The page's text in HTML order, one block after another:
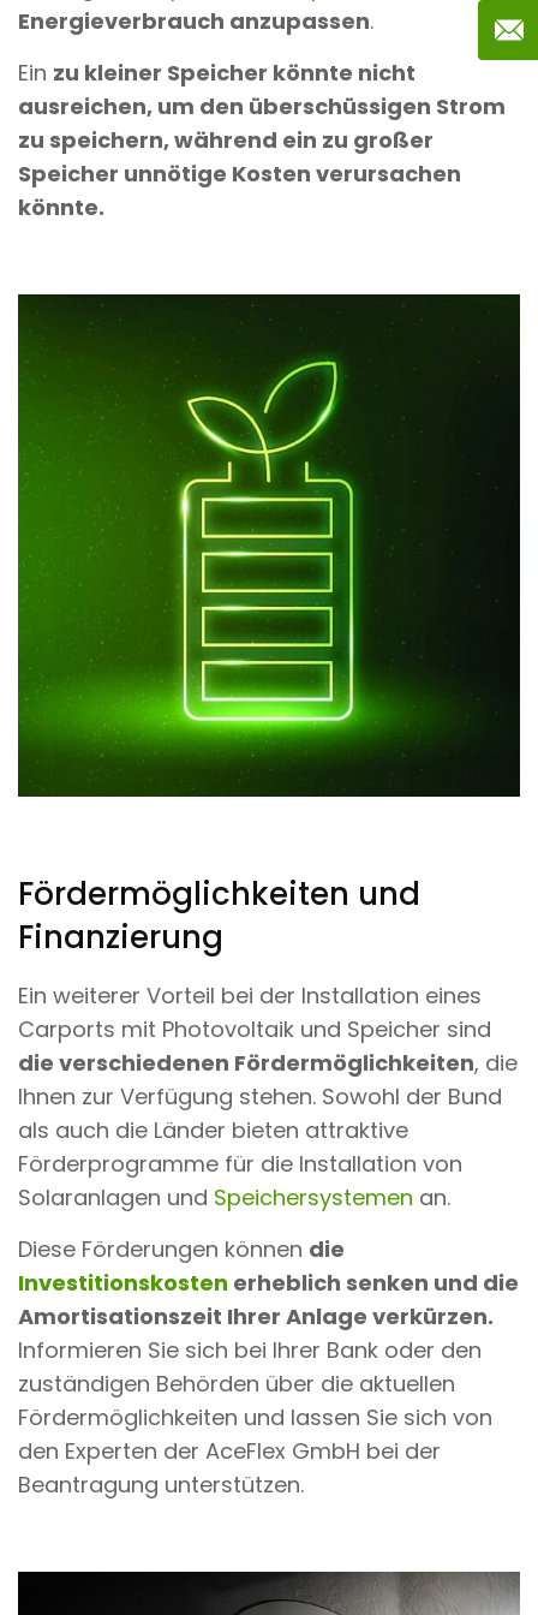
Energieverbrauch anzupassen.
Ein zu kleiner Speicher könnte nicht
ausreichen, um den überschüssigen Strom
zu speichern, während ein zu großer
Speicher unnötige Kosten verursachen
könnte.
Fördermöglichkeiten und
Finanzierung
Ein weiterer Vorteil bei der Installation eines
Carports mit Photovoltaik und Speicher sind
die verschiedenen Fördermöglichkeiten, die
Ihnen zur Verfügung stehen. Sowohl der Bund
als auch die Länder bieten attraktive
Förderprogramme für die Installation von
Solaranlagen und Speichersystemen an.
Diese Förderungen können die
Investitionskosten erheblich senken und die
Amortisationszeit Ihrer Anlage verkürzen.
Informieren Sie sich bei Ihrer Bank oder den
zuständigen Behörden über die aktuellen
Fördermöglichkeiten und lassen Sie sich von
den Experten der AceFlex GmbH bei der
Beantragung unterstützen.